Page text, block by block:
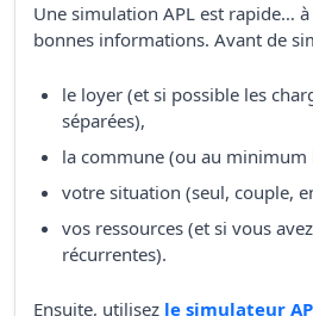
Une simulation APL est rapide…
bonnes informations. Avant de
le loyer (et si possible les
séparées),
la commune (ou au minimum
votre situation (seul, couple,
vos ressources (et si vous
récurrentes).
Ensuite, utilisez le simulateur